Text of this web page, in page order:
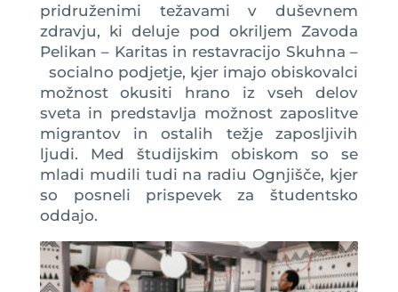
pridruženimi težavami v duševnem
zdravju, ki deluje pod okriljem Zavoda
Pelikan – Karitas in restavracijo Skuhna –
socialno podjetje, kjer imajo obiskovalci
možnost okusiti hrano iz vseh delov
sveta in predstavlja možnost zaposlitve
migrantov in ostalih težje zaposljivih
ljudi. Med študijskim obiskom so se
mladi mudili tudi na radiu Ognjišče, kjer
so posneli prispevek za študentsko
oddajo.